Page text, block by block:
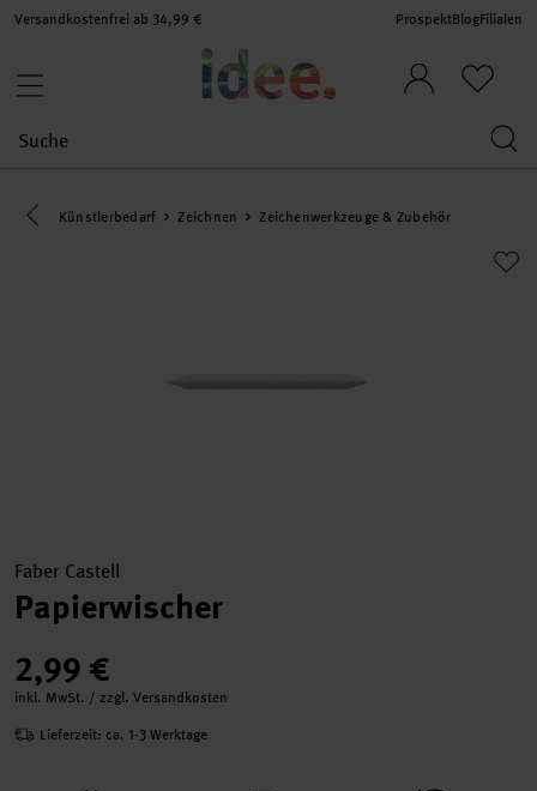
Versandkostenfrei ab 34,99 € ProspektBlogFilialen
Eine Kategorie zurück navigieren
Künstlerbedarf Zeichnen Zeichenwerkzeuge & Zubehör
Faber Castell
Papierwischer
2,99 €
inkl. MwSt. / zzgl. Versandkosten
Lieferzeit: ca. 1-3 Werktage